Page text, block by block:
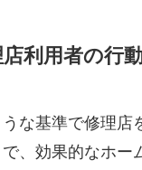
利用者の行
な基準で修理店
、効果的なホー